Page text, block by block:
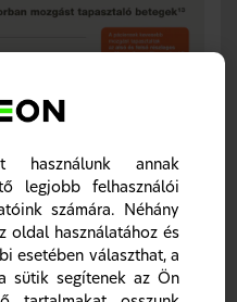
a műfogsor
orvosi, fizikai vagy
jelen, amelyek
a
lehetnek azáltal, hogy
használunk annak
legjobb felhasználói
számára. Néhány
oldal használatához és
esetében választhat, a
sütik segítenek az Ön